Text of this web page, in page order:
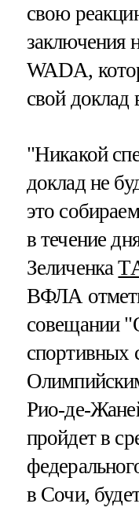
свою
заключения
WADA,
свой доклад
"Никакой
доклад не
это
в течение
Зеличенка
ВФЛА
совещании
спортивных
Рио-де-
пройдет в
в Сочи,